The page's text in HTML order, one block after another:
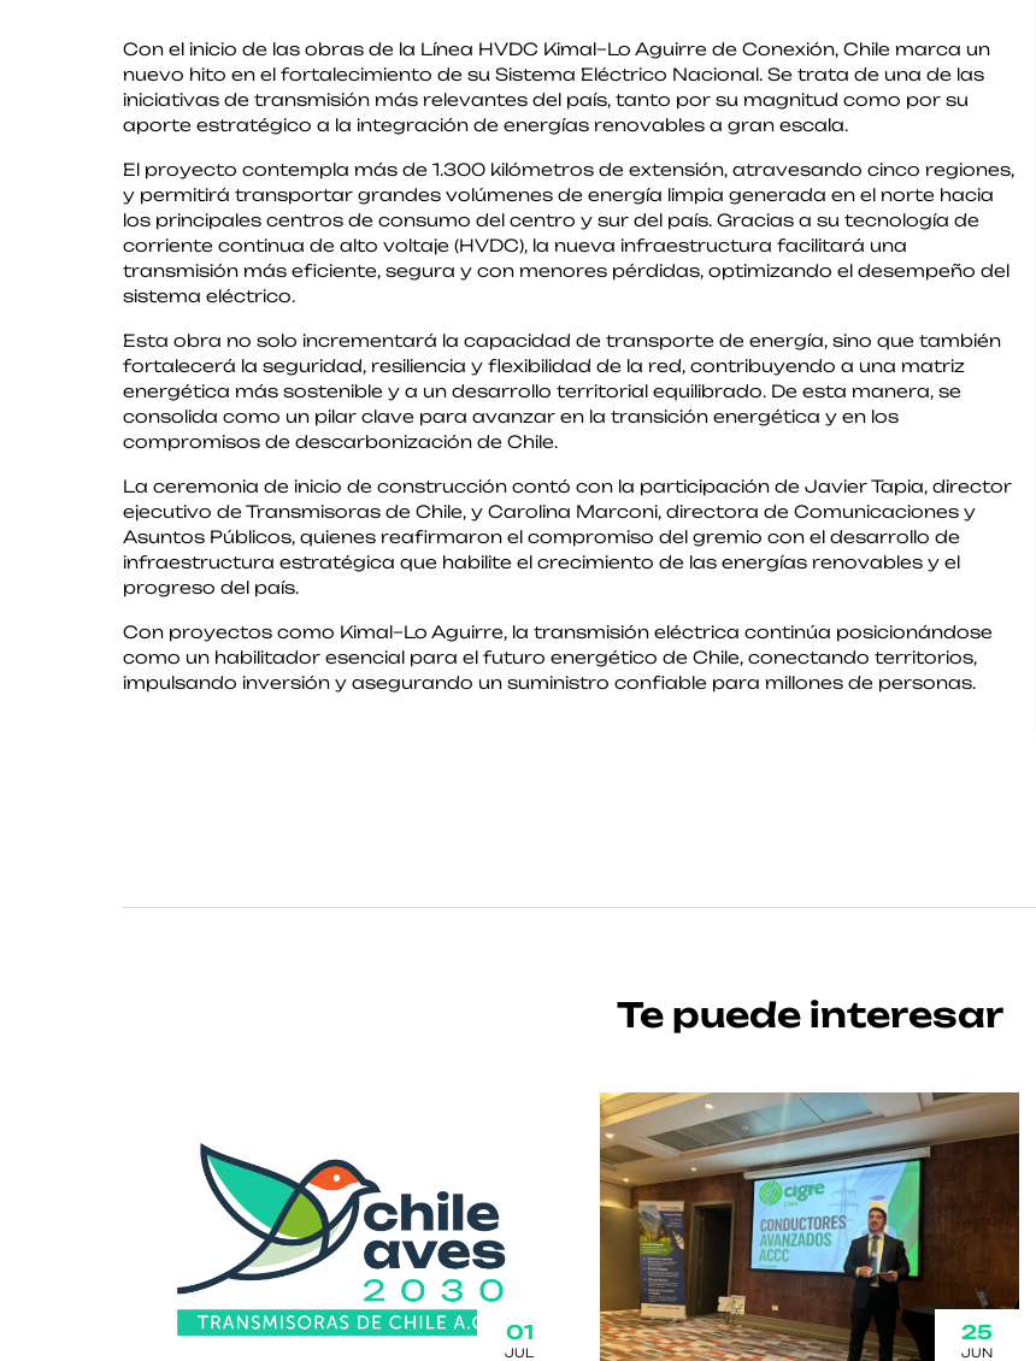
Con el inicio de las obras de la Línea HVDC Kimal–Lo Aguirre de Conexión, Chile marca un
nuevo hito en el fortalecimiento de su Sistema Eléctrico Nacional. Se trata de una de las
iniciativas de transmisión más relevantes del país, tanto por su magnitud como por su
aporte estratégico a la integración de energías renovables a gran escala.
El proyecto contempla más de 1.300 kilómetros de extensión, atravesando cinco regiones,
y permitirá transportar grandes volúmenes de energía limpia generada en el norte hacia
los principales centros de consumo del centro y sur del país. Gracias a su tecnología de
corriente continua de alto voltaje (HVDC), la nueva infraestructura facilitará una
transmisión más eficiente, segura y con menores pérdidas, optimizando el desempeño del
sistema eléctrico.
Esta obra no solo incrementará la capacidad de transporte de energía, sino que también
fortalecerá la seguridad, resiliencia y flexibilidad de la red, contribuyendo a una matriz
energética más sostenible y a un desarrollo territorial equilibrado. De esta manera, se
consolida como un pilar clave para avanzar en la transición energética y en los
compromisos de descarbonización de Chile.
La ceremonia de inicio de construcción contó con la participación de Javier Tapia, director
ejecutivo de Transmisoras de Chile, y Carolina Marconi, directora de Comunicaciones y
Asuntos Públicos, quienes reafirmaron el compromiso del gremio con el desarrollo de
infraestructura estratégica que habilite el crecimiento de las energías renovables y el
progreso del país.
Con proyectos como Kimal–Lo Aguirre, la transmisión eléctrica continúa posicionándose
como un habilitador esencial para el futuro energético de Chile, conectando territorios,
impulsando inversión y asegurando un suministro confiable para millones de personas.
Te puede interesar
01
JUL
25
JUN